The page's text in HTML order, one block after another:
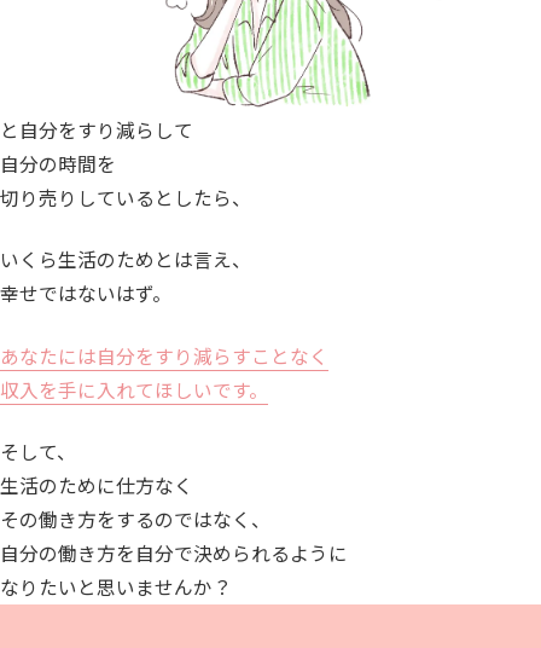
と自分をすり減らして
自分の時間を
切り売りしているとしたら、
いくら生活のためとは言え、
幸せではないはず。
あなたには自分をすり減らすことなく
収入を手に入れてほしいです。
そして、
生活のために仕方なく
その働き方をするのではなく、
自分の働き方を自分で決められるように
なりたいと思いませんか？